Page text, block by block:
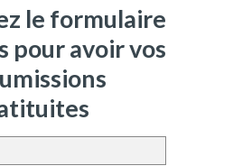
le formulaire
pour avoir vos